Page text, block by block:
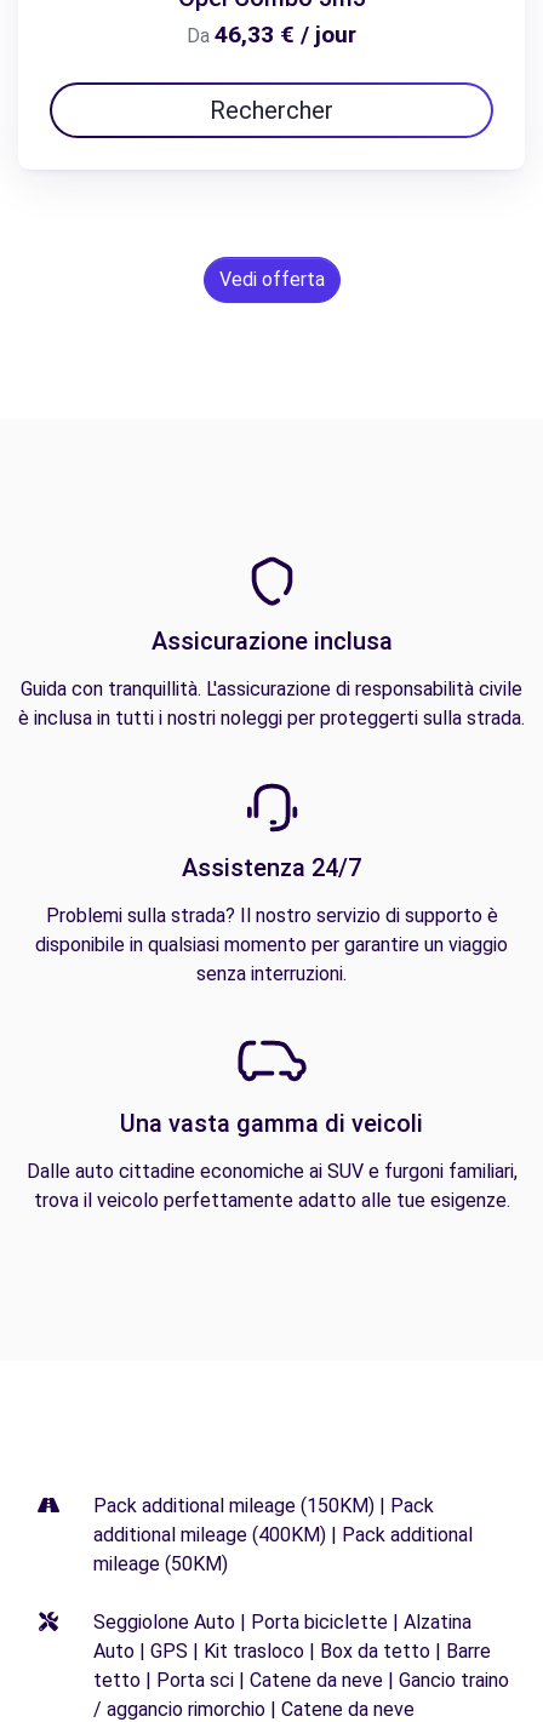
Da 46,33 € / jour
Rechercher
Vedi offerta
Assicurazione inclusa
Guida con tranquillità. L'assicurazione di responsabilità civile
è inclusa in tutti i nostri noleggi per proteggerti sulla strada.
Assistenza 24/7
Problemi sulla strada? Il nostro servizio di supporto è
disponibile in qualsiasi momento per garantire un viaggio
senza interruzioni.
Una vasta gamma di veicoli
Dalle auto cittadine economiche ai SUV e furgoni familiari,
trova il veicolo perfettamente adatto alle tue esigenze.
Pack additional mileage (150KM) | Pack
additional mileage (400KM) | Pack additional
mileage (50KM)
Seggiolone Auto | Porta biciclette | Alzatina
Auto | GPS | Kit trasloco | Box da tetto | Barre
tetto | Porta sci | Catene da neve | Gancio traino
/ aggancio rimorchio | Catene da neve